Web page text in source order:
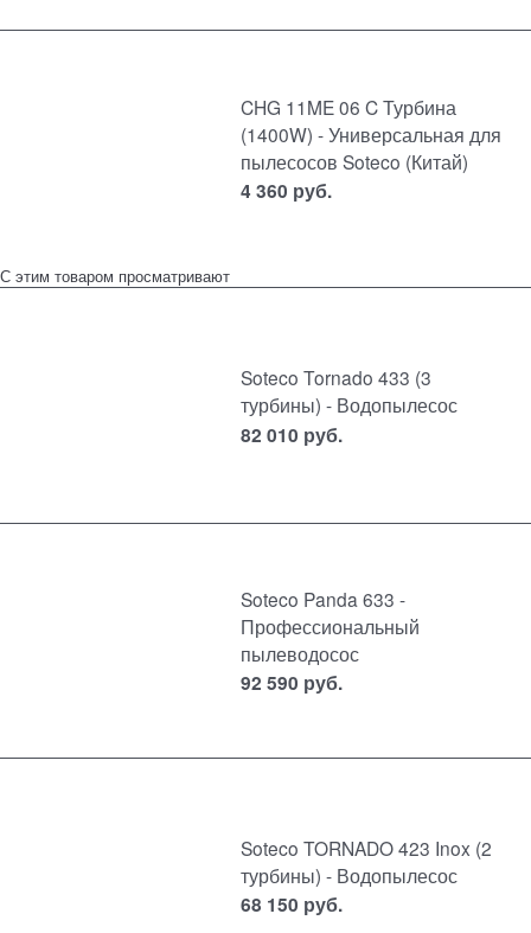
CHG 11ME 06 C Турбина
(1400W) - Универсальная для
пылесосов Soteco (Китай)
4 360 руб.
С этим товаром просматривают
Soteco Tornado 433 (3
турбины) - Водопылесос
82 010 руб.
Soteco Panda 633 -
Профессиональный
пылеводосос
92 590 руб.
Soteco TORNADO 423 Inox (2
турбины) - Водопылесос
68 150 руб.